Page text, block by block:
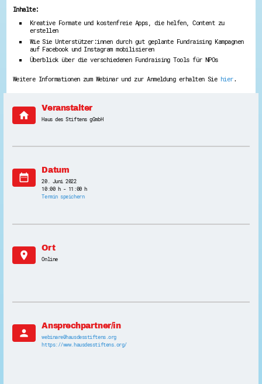
Versicherungsschutz
Zahlen, Daten, Fakten aus Hessen
Suche
Datenschutz
Inhalte:
Kreative Formate und kostenfreie Apps, die helfen, Content zu
erstellen
Wie Sie Unterstützer:innen durch gut geplante Fundraising Kampagnen
auf Facebook und Instagram mobilisieren
Überblick über die verschiedenen Fundraising Tools für NPOs
Weitere Informationen zum Webinar und zur Anmeldung erhalten Sie hier.
home
Veranstalter
Haus des Stiftens gGmbH
date_range
Datum
20. Juni 2022
10:00 h - 11:00 h
Termin speichern
location_on
Ort
Online
person
Ansprechpartner/in
webinare@hausdesstiftens.org
https://www.hausdesstiftens.org/